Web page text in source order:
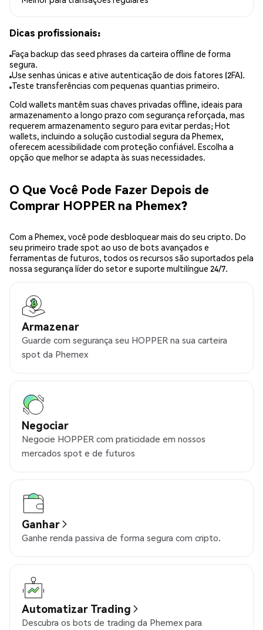
Dicas profissionais:
Faça backup das seed phrases da carteira offline de forma
segura.
Use senhas únicas e ative autenticação de dois fatores (2FA).
Teste transferências com pequenas quantias primeiro.
Cold wallets mantêm suas chaves privadas offline, ideais para
armazenamento a longo prazo com segurança reforçada, mas
requerem armazenamento seguro para evitar perdas; Hot
wallets, incluindo a solução custodial segura da Phemex,
oferecem acessibilidade com proteção confiável. Escolha a
opção que melhor se adapta às suas necessidades.
O Que Você Pode Fazer Depois de
Comprar HOPPER na Phemex?
Com a Phemex, você pode desbloquear mais do seu cripto. Do
seu primeiro trade spot ao uso de bots avançados e
ferramentas de futuros, todos os recursos são suportados pela
nossa segurança líder do setor e suporte multilíngue 24/7.
Armazenar
Guarde com segurança seu HOPPER na sua carteira
spot da Phemex
Negociar
Negocie HOPPER com praticidade em nossos
mercados spot e de futuros
Ganhar
Ganhe renda passiva de forma segura com cripto.
Automatizar Trading
Descubra os bots de trading da Phemex para